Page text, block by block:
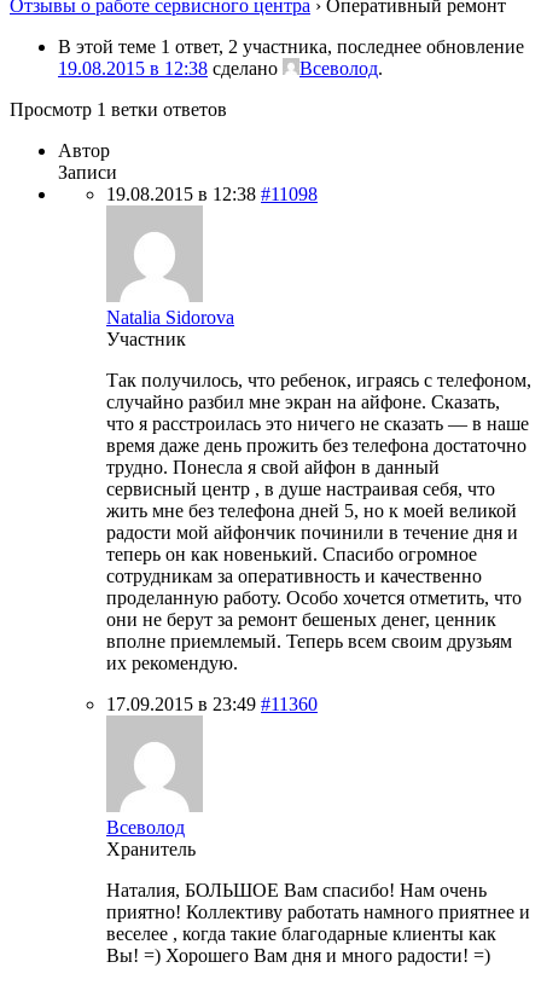
Отзывы о работе сервисного центра › Оперативный ремонт
В этой теме 1 ответ, 2 участника, последнее обновление
19.08.2015 в 12:38 сделано Всеволод.
Просмотр 1 ветки ответов
Автор
Записи
19.08.2015 в 12:38 #11098
Natalia Sidorova
Участник
Так получилось, что ребенок, играясь с телефоном,
случайно разбил мне экран на айфоне. Сказать,
что я расстроилась это ничего не сказать — в наше
время даже день прожить без телефона достаточно
трудно. Понесла я свой айфон в данный
сервисный центр , в душе настраивая себя, что
жить мне без телефона дней 5, но к моей великой
радости мой айфончик починили в течение дня и
теперь он как новенький. Спасибо огромное
сотрудникам за оперативность и качественно
проделанную работу. Особо хочется отметить, что
они не берут за ремонт бешеных денег, ценник
вполне приемлемый. Теперь всем своим друзьям
их рекомендую.
17.09.2015 в 23:49 #11360
Всеволод
Хранитель
Наталия, БОЛЬШОЕ Вам спасибо! Нам очень
приятно! Коллективу работать намного приятнее и
веселее , когда такие благодарные клиенты как
Вы! =) Хорошего Вам дня и много радости! =)